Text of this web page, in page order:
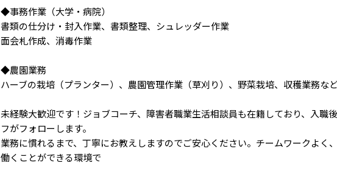
◆事務作業（大学・病院）
書類の仕分け・封入作業、書類整理、シュレッダー作業
面会札作成、消毒作業
◆農園業務
ハーブの栽培（プランター）、農園管理作業（草刈り）、野菜栽培、収穫業務な
未経験大歓迎です！ジョブコーチ、障害者職業生活相談員も在籍しており、入職
フがフォローします。
業務に慣れるまで、丁寧にお教えしますのでご安心ください。チームワークよく
働くことができる環境で